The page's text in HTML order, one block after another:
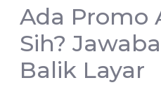
Ada Promo
Sih?
Balik Layar